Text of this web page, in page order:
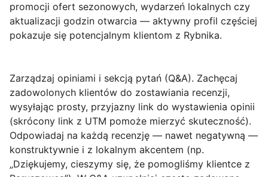
promocji ofert sezonowych, wydarzeń lokalnych czy
aktualizacji godzin otwarcia — aktywny profil częściej
pokazuje się potencjalnym klientom z Rybnika.
Zarządzaj opiniami i sekcją pytań (Q&A). Zachęcaj
zadowolonych klientów do zostawiania recenzji,
wysyłając prosty, przyjazny link do wystawienia opinii
(skrócony link z UTM pomoże mierzyć skuteczność).
Odpowiadaj na każdą recenzję — nawet negatywną —
konstruktywnie i z lokalnym akcentem (np.
„Dziękujemy, cieszymy się, że pomogliśmy klientce z